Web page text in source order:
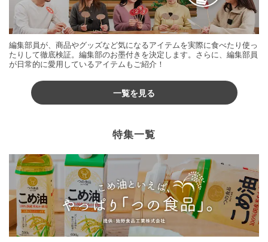
編集部員が、商品やグッズなど気になるアイテムを実際に食べたり使っ
たりして徹底検証。編集部のお墨付きを決定します。さらに、編集部員
が日常的に愛用しているアイテムもご紹介！
一覧を見る
特集一覧